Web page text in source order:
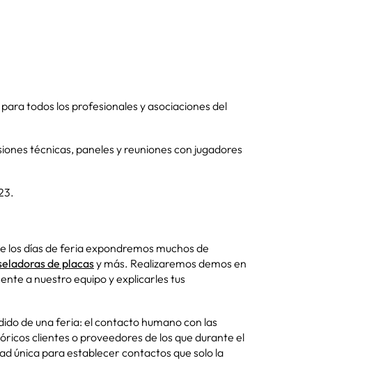
todos los profesionales y asociaciones del
técnicas, paneles y reuniones con jugadores
los días de feria expondremos muchos de
de placasy más. Realizaremos demos en
a nuestro equipo y explicarles tus
de una feria: el contacto humano con las
clientes o proveedores de los que durante el
única para establecer contactos que solo la